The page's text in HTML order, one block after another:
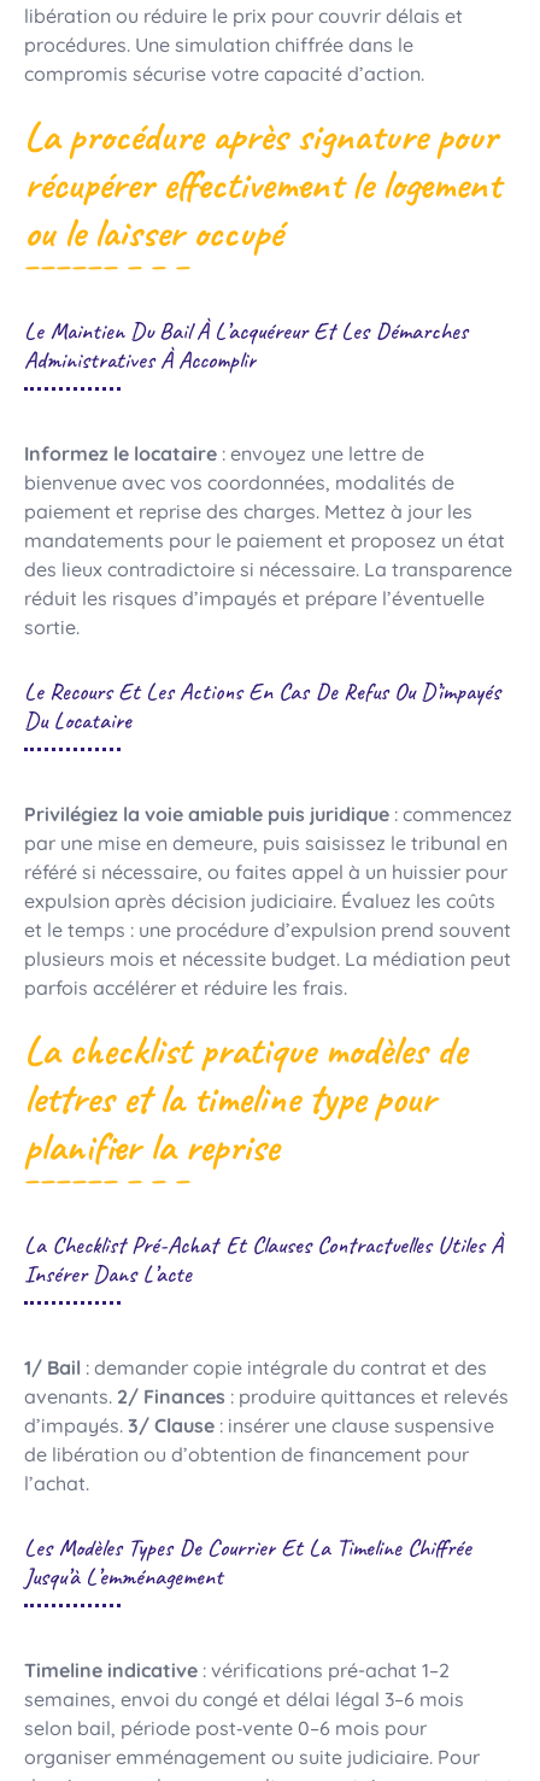
libération ou réduire le prix pour couvrir délais et
procédures. Une simulation chiffrée dans le
compromis sécurise votre capacité d’action.
La procédure après signature pour
récupérer effectivement le logement
ou le laisser occupé
Le Maintien Du Bail À L’acquéreur Et Les Démarches
Administratives À Accomplir
Informez le locataire : envoyez une lettre de
bienvenue avec vos coordonnées, modalités de
paiement et reprise des charges. Mettez à jour les
mandatements pour le paiement et proposez un état
des lieux contradictoire si nécessaire. La transparence
réduit les risques d’impayés et prépare l’éventuelle
sortie.
Le Recours Et Les Actions En Cas De Refus Ou D’impayés
Du Locataire
Privilégiez la voie amiable puis juridique : commencez
par une mise en demeure, puis saisissez le tribunal en
référé si nécessaire, ou faites appel à un huissier pour
expulsion après décision judiciaire. Évaluez les coûts
et le temps : une procédure d’expulsion prend souvent
plusieurs mois et nécessite budget. La médiation peut
parfois accélérer et réduire les frais.
La checklist pratique modèles de
lettres et la timeline type pour
planifier la reprise
La Checklist Pré-Achat Et Clauses Contractuelles Utiles À
Insérer Dans L’acte
1/ Bail : demander copie intégrale du contrat et des
avenants. 2/ Finances : produire quittances et relevés
d’impayés. 3/ Clause : insérer une clause suspensive
de libération ou d’obtention de financement pour
l’achat.
Les Modèles Types De Courrier Et La Timeline Chiffrée
Jusqu’à L’emménagement
Timeline indicative : vérifications pré-achat 1–2
semaines, envoi du congé et délai légal 3–6 mois
selon bail, période post‑vente 0–6 mois pour
organiser emménagement ou suite judiciaire. Pour